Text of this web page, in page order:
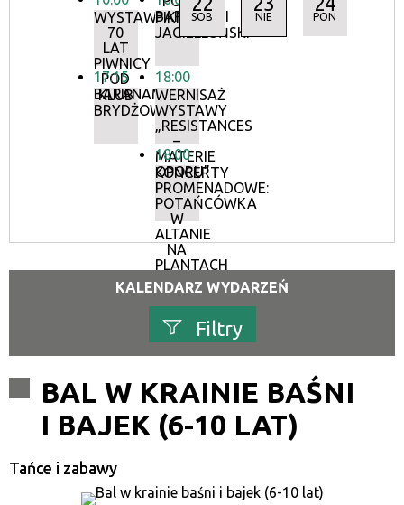
WYSTAWA:
70
LAT
PIWNICY
POD
BARANAMI
17:15
KLUB
BRYDŻOWY
BARANAMI
PIKNIK
JAGIELLOŃSKI
18:00
WERNISAŻ
WYSTAWY
„RESISTANCES
–
MATERIE
OPORU”
18:00
KONCERTY
PROMENADOWE:
POTAŃCÓWKA
W
ALTANIE
NA
PLANTACH
SOB NIE PON
KALENDARZ WYDARZEŃ
Filtry
Kategoria
—
BAL W KRAINIE BAŚNI
I BAJEK (6-10 LAT)
Tańce i zabawy